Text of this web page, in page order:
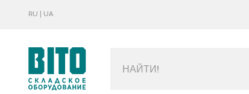
RU | UA